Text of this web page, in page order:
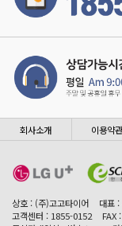
회사소개 이용약관
상호 : (주)고고타이어 대표
고객센터 : 1855-0152
FAX